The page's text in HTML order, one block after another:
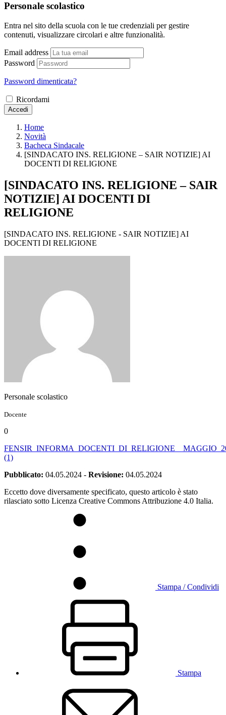
Personale scolastico
Entra nel sito della scuola con le tue credenziali per gestire
contenuti, visualizzare circolari e altre funzionalità.
Email address
Password
Password dimenticata?
Ricordami
Accedi
Home
Novità
Bacheca Sindacale
[SINDACATO INS. RELIGIONE – SAIR NOTIZIE] AI
DOCENTI DI RELIGIONE
[SINDACATO INS. RELIGIONE – SAIR
NOTIZIE] AI DOCENTI DI
RELIGIONE
[SINDACATO INS. RELIGIONE - SAIR NOTIZIE] AI
DOCENTI DI RELIGIONE
Personale scolastico
Docente
0
(1)
Pubblicato: 04.05.2024 - Revisione: 04.05.2024
Eccetto dove diversamente specificato, questo articolo è stato
rilasciato sotto Licenza Creative Commons Attribuzione 4.0 Italia.
Stampa / Condividi
Stampa